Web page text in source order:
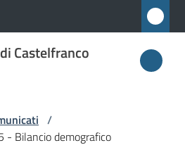
Castelfranco
/
Bilancio demografico